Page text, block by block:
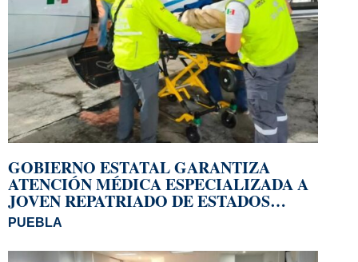
GOBIERNO ESTATAL GARANTIZA
ATENCIÓN MÉDICA ESPECIALIZADA A
JOVEN REPATRIADO DE ESTADOS
UNIDOS
PUEBLA